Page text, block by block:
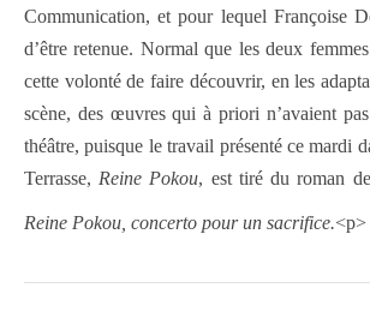
Communication, et pour lequel Françoise
d’être retenue. Normal que les deux
cette volonté de faire découvrir, en les
scène, des œuvres qui à priori n’avaient
théâtre, puisque le travail présenté ce mardi
Terrasse,Reine Pokou, est tiré du roman
Reine Pokou, concerto pour un sacrifice.<p>